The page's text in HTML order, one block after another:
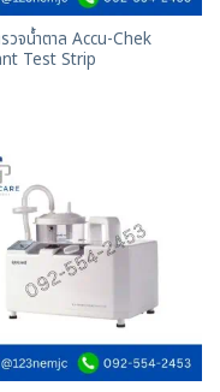
วจน้ำตาล Accu-Chek
Test Strip